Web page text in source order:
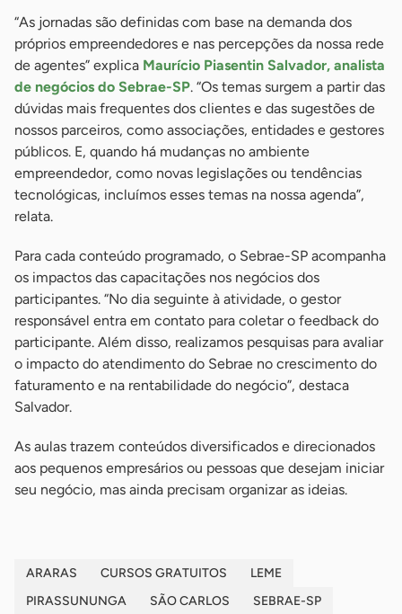
“As jornadas são definidas com base na demanda dos
próprios empreendedores e nas percepções da nossa rede
de agentes” explica Maurício Piasentin Salvador, analista
de negócios do Sebrae-SP. “Os temas surgem a partir das
dúvidas mais frequentes dos clientes e das sugestões de
nossos parceiros, como associações, entidades e gestores
públicos. E, quando há mudanças no ambiente
empreendedor, como novas legislações ou tendências
tecnológicas, incluímos esses temas na nossa agenda”,
relata.
Para cada conteúdo programado, o Sebrae-SP acompanha
os impactos das capacitações nos negócios dos
participantes. “No dia seguinte à atividade, o gestor
responsável entra em contato para coletar o feedback do
participante. Além disso, realizamos pesquisas para avaliar
o impacto do atendimento do Sebrae no crescimento do
faturamento e na rentabilidade do negócio”, destaca
Salvador.
As aulas trazem conteúdos diversificados e direcionados
aos pequenos empresários ou pessoas que desejam iniciar
seu negócio, mas ainda precisam organizar as ideias.
ARARAS CURSOS GRATUITOS
LEME
PIRASSUNUNGA
SÃO CARLOS SEBRAE-SP